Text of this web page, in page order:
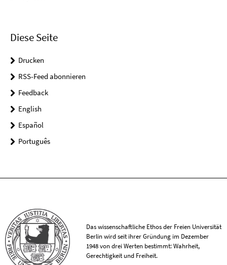
Diese Seite
Drucken
RSS-Feed abonnieren
Feedback
English
Español
Português
Das wissenschaftliche Ethos der Freien Universität
Berlin wird seit ihrer Gründung im Dezember
1948 von drei Werten bestimmt: Wahrheit,
Gerechtigkeit und Freiheit.